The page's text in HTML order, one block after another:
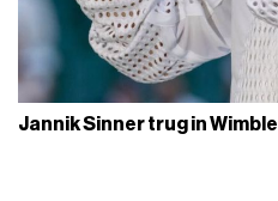
Jannik Sinner trug in